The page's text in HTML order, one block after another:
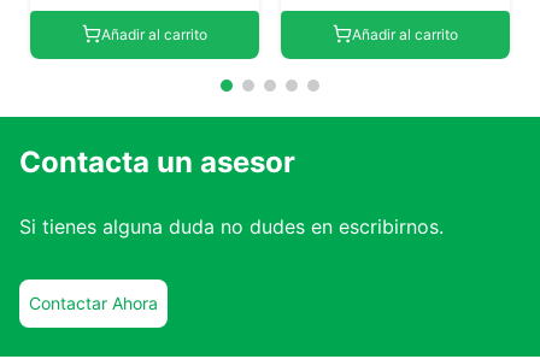
Añadir al carrito Añadir al carrito
Contacta un asesor
Si tienes alguna duda no dudes en escribirnos.
Contactar Ahora